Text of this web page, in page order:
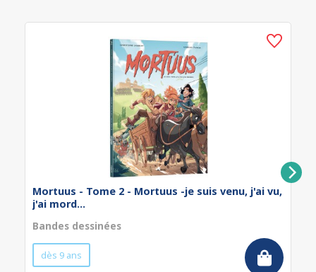
Mortuus - Tome 2 - Mortuus -je suis venu, j'ai vu,
j'ai mord...
Bandes dessinées
dès 9 ans